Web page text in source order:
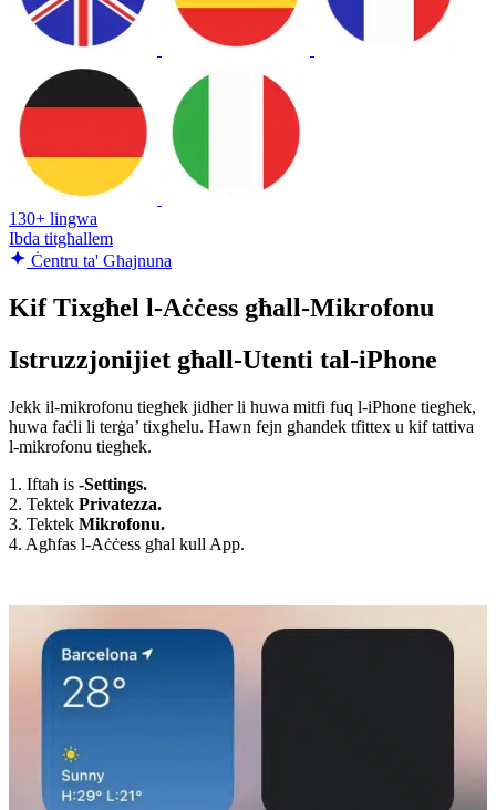
130+ lingwa
Ibda titgħallem
Ċentru ta' Għajnuna
Kif Tixgħel l-Aċċess għall-Mikrofonu
Istruzzjonijiet għall-Utenti tal-iPhone
Jekk il-mikrofonu tiegħek jidher li huwa mitfi fuq l-iPhone tiegħek,
huwa faċli li terġa’ tixgħelu. Hawn fejn għandek tfittex u kif tattiva
l-mikrofonu tiegħek.
1. Iftaħ is -Settings.
2. Tektek Privatezza.
3. Tektek Mikrofonu.
4. Agħfas l-Aċċess għal kull App.